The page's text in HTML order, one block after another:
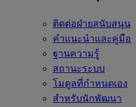
ติดต่อฝ่ายสนับสนุน
คำแนะนำและคู่มือ
ฐานความรู้
สถานะระบบ
โมดูลที่กำหนดเอง
สำหรับนักพัฒนา